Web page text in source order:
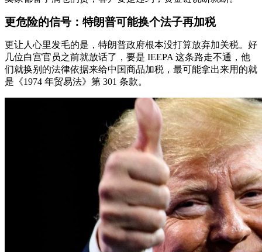
更危险的信号：特朗普可能换个法子再加税
更让人心里发毛的是，特朗普政府根本没打算放弃加关税。好
几位白宫官员之前就放话了，要是 IEEPA 这条路走不通，他
们就换别的法律依据来给中国商品加税，最可能拿出来用的就
是《1974 年贸易法》第 301 条款。